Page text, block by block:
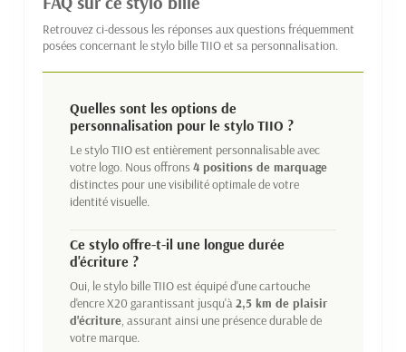
Retrouvez ci-dessous les réponses aux questions fréquemment
posées concernant le stylo bille TIIO et sa personnalisation.
Quelles sont les options de
personnalisation pour le stylo TIIO ?
Le stylo TIIO est entièrement personnalisable avec
votre logo. Nous offrons4 positions de marquage
distinctes pour une visibilité optimale de votre
identité visuelle.
Ce stylo offre-t-il une longue durée
d'écriture ?
Oui, le stylo bille TIIO est équipé d'une cartouche
d'encre X20 garantissant jusqu'à2,5 km de plaisir
d'écriture, assurant ainsi une présence durable de
votre marque.